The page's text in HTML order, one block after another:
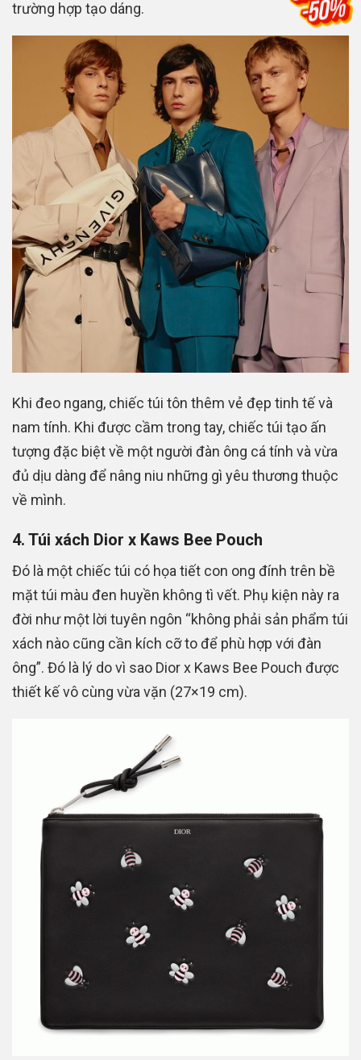
trường hợp tạo dáng.
Khi đeo ngang, chiếc túi tôn thêm vẻ đẹp tinh tế và
nam tính. Khi được cầm trong tay, chiếc túi tạo ấn
tượng đặc biệt về một người đàn ông cá tính và vừa
đủ dịu dàng để nâng niu những gì yêu thương thuộc
về mình.
4. Túi xách Dior x Kaws Bee Pouch
Đó là một chiếc túi có họa tiết con ong đính trên bề
mặt túi màu đen huyền không tì vết. Phụ kiện này ra
đời như một lời tuyên ngôn “không phải sản phẩm túi
xách nào cũng cần kích cỡ to để phù hợp với đàn
ông”. Đó là lý do vì sao Dior x Kaws Bee Pouch được
thiết kế vô cùng vừa vặn (27×19 cm).